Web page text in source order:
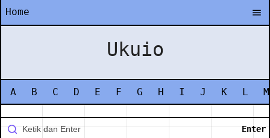
Home
Ukuio
A B C D E F G H I J K L M